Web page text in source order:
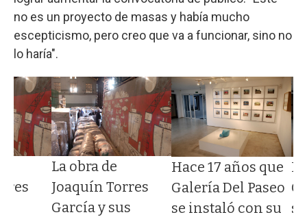
no es un proyecto de masas y había mucho
escepticismo, pero creo que va a funcionar, sino no
lo haría".
La obra de
Joaquín Torres
García y sus
Hace 17 años que
Galería Del Paseo
se instaló con su